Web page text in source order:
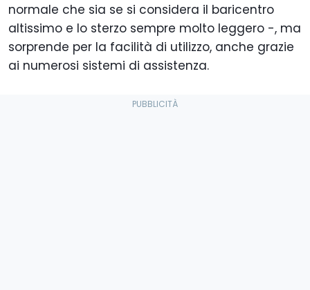
normale che sia se si considera il baricentro
altissimo e lo sterzo sempre molto leggero -, ma
sorprende per la facilità di utilizzo, anche grazie
ai numerosi sistemi di assistenza.